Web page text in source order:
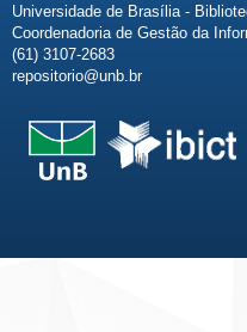
Universidade de Brasília -
Coordenadoria de Gestão da
(61) 3107-2683
repositorio@unb.br